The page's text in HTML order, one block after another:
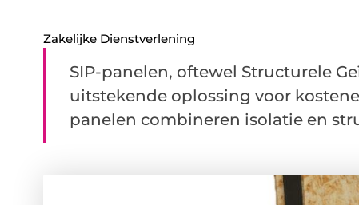
Zakelijke Dienstverlening
SIP-panelen, oftewel Structurele
uitstekende oplossing voor
panelen combineren isolatie en